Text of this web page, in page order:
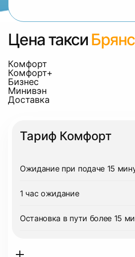
Цена такси
Комфорт
Комфорт+
Бизнес
Минивэн
Доставка
Тариф Комфорт
Ожидание при подаче 15
1 час ожидание
Остановка в пути более 15